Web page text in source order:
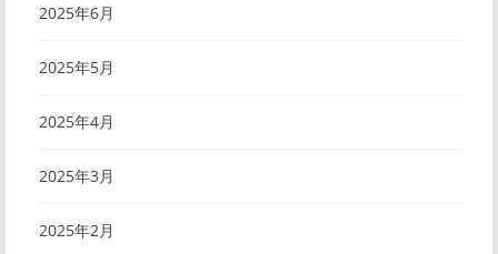
2025年6月
2025年5月
2025年4月
2025年3月
2025年2月